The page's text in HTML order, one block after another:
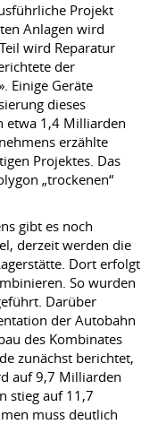
Projekt
Anlagen wird
wird Reparatur
der
Einige Geräte
dieses
etwa 1,4 Milliarden
erzählte
Projektes. Das
„trockenen“
gibt es noch
derzeit werden die
Dort erfolgt
So wurden
Darüber
der Autobahn
des Kombinates
zunächst berichtet,
auf 9,7 Milliarden
stieg auf 11,7
muss deutlich